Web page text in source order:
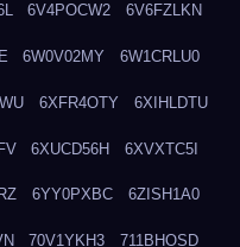
6V4POCW2 6V6FZLKN
6W0V02MY 6W1CRLU0
6XFR4OTY 6XIHLDTU
6XUCD56H 6XVXTC5I
6YY0PXBC 6ZISH1A0
70V1YKH3 711BHOSD